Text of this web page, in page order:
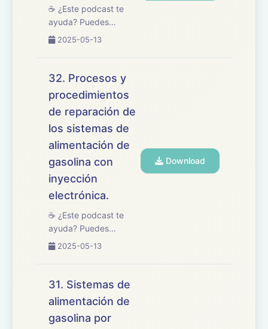
☕ ¿Este podcast te
ayuda? Puedes
apoyarlo en
tratamos el tema 33
oposiciones de
Mantenimiento de
Vehículos, centrado en
los sistemas d...
2025-05-13
32. Procesos y
procedimientos
de reparación de
los sistemas de
alimentación de
gasolina con
inyección
electrónica.
☕ ¿Este podcast te
ayuda? Puedes
apoyarlo en
tema 32 del temario de
Mantenimiento de
Vehículos, centrado en
2025-05-13
Download
31. Sistemas de
alimentación de
gasolina por